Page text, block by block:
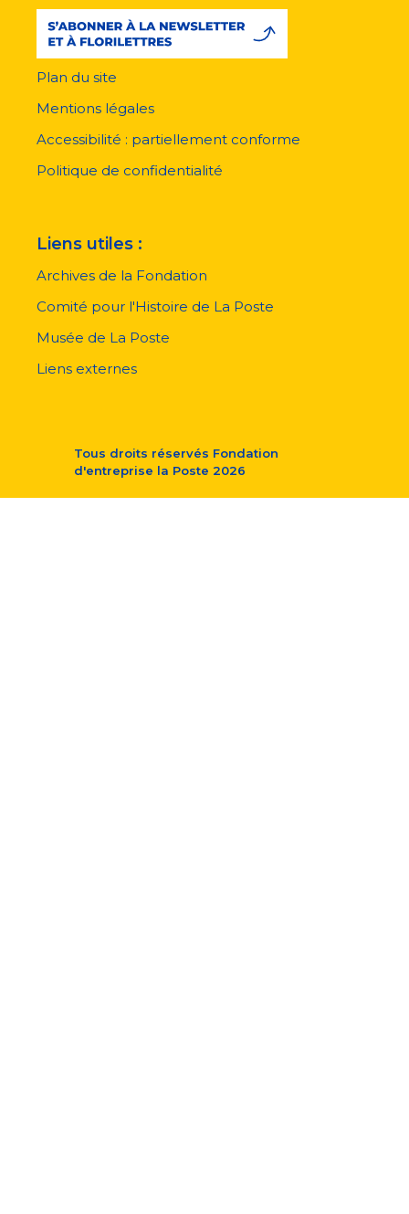
pied
page
Plan du site
Mentions légales
Accessibilité : partiellement conforme
Politique de confidentialité
Liens utiles :
Archives de la Fondation
Comité pour l'Histoire de La Poste
Musée de La Poste
Liens externes
Tous droits réservés Fondation
d'entreprise la Poste 2026